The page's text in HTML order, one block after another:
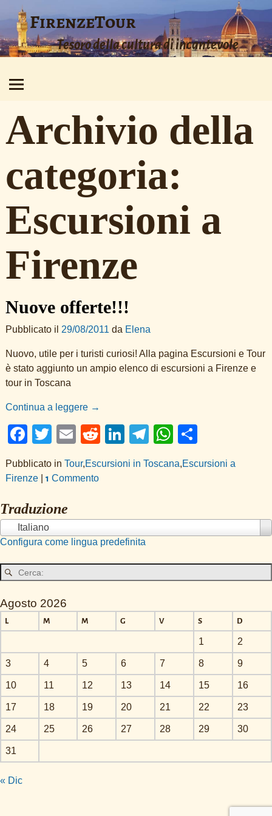
FirenzeTour
Tesoro della cultura di incantevole
Archivio della
categoria:
Escursioni a
Firenze
Nuove offerte!!!
Pubblicato il 29/08/2011 da Elena
Nuovo, utile per i turisti curiosi! Alla pagina Escursioni e Tour
è stato aggiunto un ampio elenco di escursioni a Firenze e
tour in Toscana
Continua a leggere →
F
c
b
o
o
k
T
tt
E
ail
R
d
Li
k
n
T
e
m
W
at
p
n
di
Pubblicato in Tour,Escursioni in Toscana,Escursioni a
Firenze| 1 Commento
Traduzione
Italiano
Configura come lingua predefinita
Agosto 2026
L M M G V S D
1 2
3 4 5 6 7 8 9
10 11 12 13 14 15 16
17 18 19 20 21 22 23
24 25 26 27 28 29 30
31
« Dic